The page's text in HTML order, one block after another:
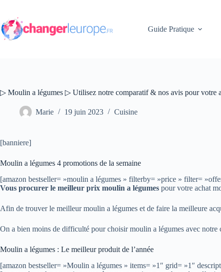
contenu
Guide Pratique
▷ Moulin a légumes ▷ Utilisez notre comparatif & nos avis pour votre
Marie 19 juin 2023 Cuisine
[banniere]
Moulin a légumes 4 promotions de la semaine
[amazon bestseller= »moulin a légumes » filterby= »price » filter=
Vous procurer le meilleur prix moulin a légumes pour votre achat
Afin de trouver le meilleur moulin a légumes et de faire la meilleure
On a bien moins de difficulté pour choisir moulin a légumes avec
Moulin a légumes : Le meilleur produit de l’année
[amazon bestseller= »Moulin a légumes » items= »1″ grid= »1″